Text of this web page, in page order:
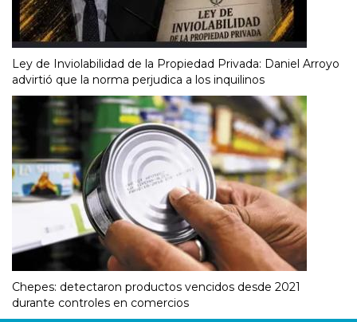
Ley de Inviolabilidad de la Propiedad Privada: Daniel Arroyo
advirtió que la norma perjudica a los inquilinos
Chepes: detectaron productos vencidos desde 2021
durante controles en comercios